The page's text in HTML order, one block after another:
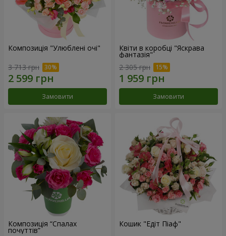
Композиція "Улюблені очі"
3 713 грн
Замовити
Квіти в коробці "Яскрава
фантазія"
2 305 грн
Замовити
Композиція “Спалах
почуттів”
Кошик "Едіт Піаф"